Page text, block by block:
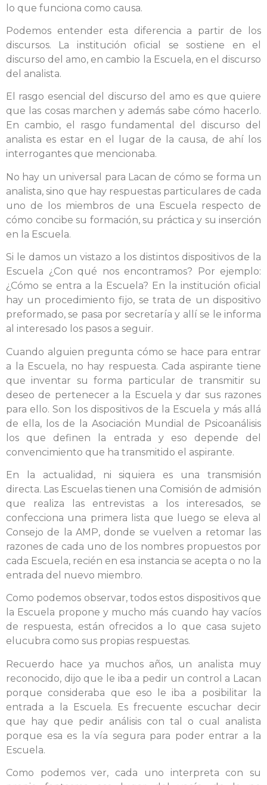
lo que funciona como causa.
Podemos entender esta diferencia a partir de los
discursos. La institución oficial se sostiene en el
discurso del amo, en cambio la Escuela, en el discurso
del analista.
El rasgo esencial del discurso del amo es que quiere
que las cosas marchen y además sabe cómo hacerlo.
En cambio, el rasgo fundamental del discurso del
analista es estar en el lugar de la causa, de ahí los
interrogantes que mencionaba.
No hay un universal para Lacan de cómo se forma un
analista, sino que hay respuestas particulares de cada
uno de los miembros de una Escuela respecto de
cómo concibe su formación, su práctica y su inserción
en la Escuela.
Si le damos un vistazo a los distintos dispositivos de la
Escuela ¿Con qué nos encontramos? Por ejemplo:
¿Cómo se entra a la Escuela? En la institución oficial
hay un procedimiento fijo, se trata de un dispositivo
preformado, se pasa por secretaría y allí se le informa
al interesado los pasos a seguir.
Cuando alguien pregunta cómo se hace para entrar
a la Escuela, no hay respuesta. Cada aspirante tiene
que inventar su forma particular de transmitir su
deseo de pertenecer a la Escuela y dar sus razones
para ello. Son los dispositivos de la Escuela y más allá
de ella, los de la Asociación Mundial de Psicoanálisis
los que definen la entrada y eso depende del
convencimiento que ha transmitido el aspirante.
En la actualidad, ni siquiera es una transmisión
directa. Las Escuelas tienen una Comisión de admisión
que realiza las entrevistas a los interesados, se
confecciona una primera lista que luego se eleva al
Consejo de la AMP, donde se vuelven a retomar las
razones de cada uno de los nombres propuestos por
cada Escuela, recién en esa instancia se acepta o no la
entrada del nuevo miembro.
Como podemos observar, todos estos dispositivos que
la Escuela propone y mucho más cuando hay vacíos
de respuesta, están ofrecidos a lo que casa sujeto
elucubra como sus propias respuestas.
Recuerdo hace ya muchos años, un analista muy
reconocido, dijo que le iba a pedir un control a Lacan
porque consideraba que eso le iba a posibilitar la
entrada a la Escuela. Es frecuente escuchar decir
que hay que pedir análisis con tal o cual analista
porque esa es la vía segura para poder entrar a la
Escuela.
Como podemos ver, cada uno interpreta con su